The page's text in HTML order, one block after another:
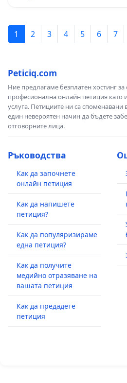
1 2 3 4 5 6 7
Peticiq.com
Ние предлагаме безплатен хостинг
професионална онлайн петиция
услуга. Петициите ни са споменавани
един невероятен начин да бъдете
отговорните лица.
Ръководства
Как да започнете
онлайн петиция
Как да напишете
петиция?
Как да популяризираме
една петиция?
Как да получите
медийно отразяване на
вашата петиция
Как да предадете
петиция